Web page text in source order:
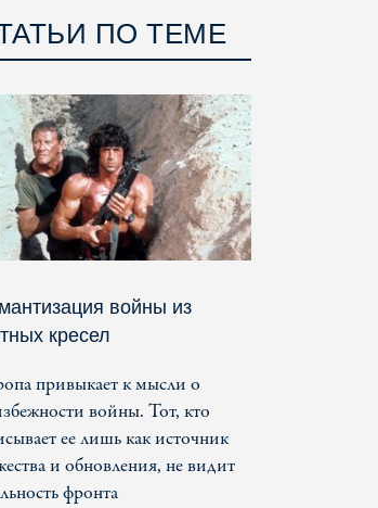
ПО ТЕМЕ
войны из
кресел
привыкает к мысли о
войны. Тот, кто
ее лишь как источник
и обновления, не видит
фронта